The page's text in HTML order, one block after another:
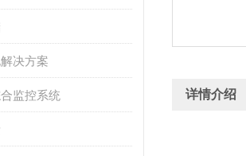
决方案
监控系统 详情介绍